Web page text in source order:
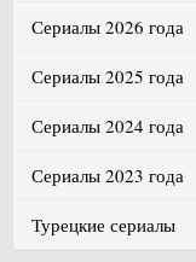
Сериалы 2026 года
Сериалы 2025 года
Сериалы 2024 года
Сериалы 2023 года
Турецкие сериалы